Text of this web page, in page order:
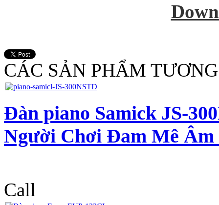
CÁC SẢN PHẨM
Đàn piano Samick JS-
Người Chơi Đam Mê Âm
Call